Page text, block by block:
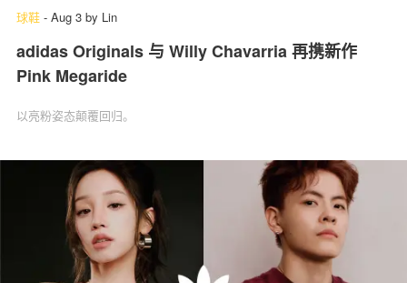
球鞋 - Aug 3 by Lin
adidas Originals 与 Willy Chavarria 再携新作
Pink Megaride
以亮粉姿态颠覆回归。